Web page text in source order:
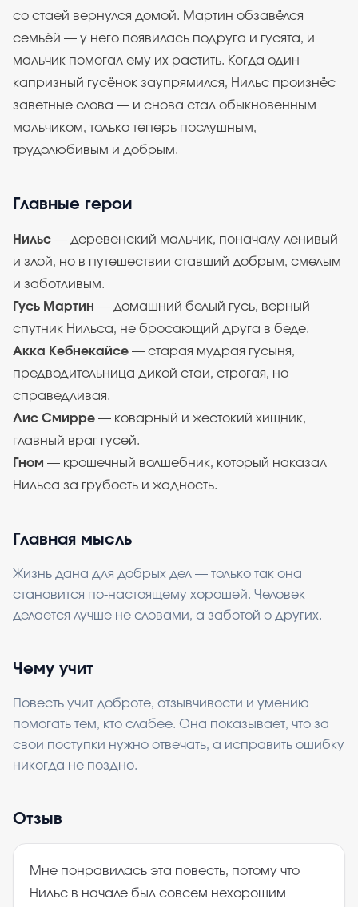
со стаей вернулся домой. Мартин обзавёлся
семьёй — у него появилась подруга и гусята, и
мальчик помогал ему их растить. Когда один
капризный гусёнок заупрямился, Нильс произнёс
заветные слова — и снова стал обыкновенным
мальчиком, только теперь послушным,
трудолюбивым и добрым.
Главные герои
Нильс — деревенский мальчик, поначалу ленивый
и злой, но в путешествии ставший добрым, смелым
и заботливым.
Гусь Мартин — домашний белый гусь, верный
спутник Нильса, не бросающий друга в беде.
Акка Кебнекайсе — старая мудрая гусыня,
предводительница дикой стаи, строгая, но
справедливая.
Лис Смирре — коварный и жестокий хищник,
главный враг гусей.
Гном — крошечный волшебник, который наказал
Нильса за грубость и жадность.
Главная мысль
Жизнь дана для добрых дел — только так она
становится по-настоящему хорошей. Человек
делается лучше не словами, а заботой о других.
Чему учит
Повесть учит доброте, отзывчивости и умению
помогать тем, кто слабее. Она показывает, что за
свои поступки нужно отвечать, а исправить ошибку
никогда не поздно.
Отзыв
Мне понравилась эта повесть, потому что
Нильс в начале был совсем нехорошим